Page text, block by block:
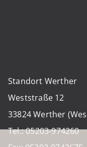
Standort Werther
Weststraße 12
33824 Werther
Tel.: 05203-974260